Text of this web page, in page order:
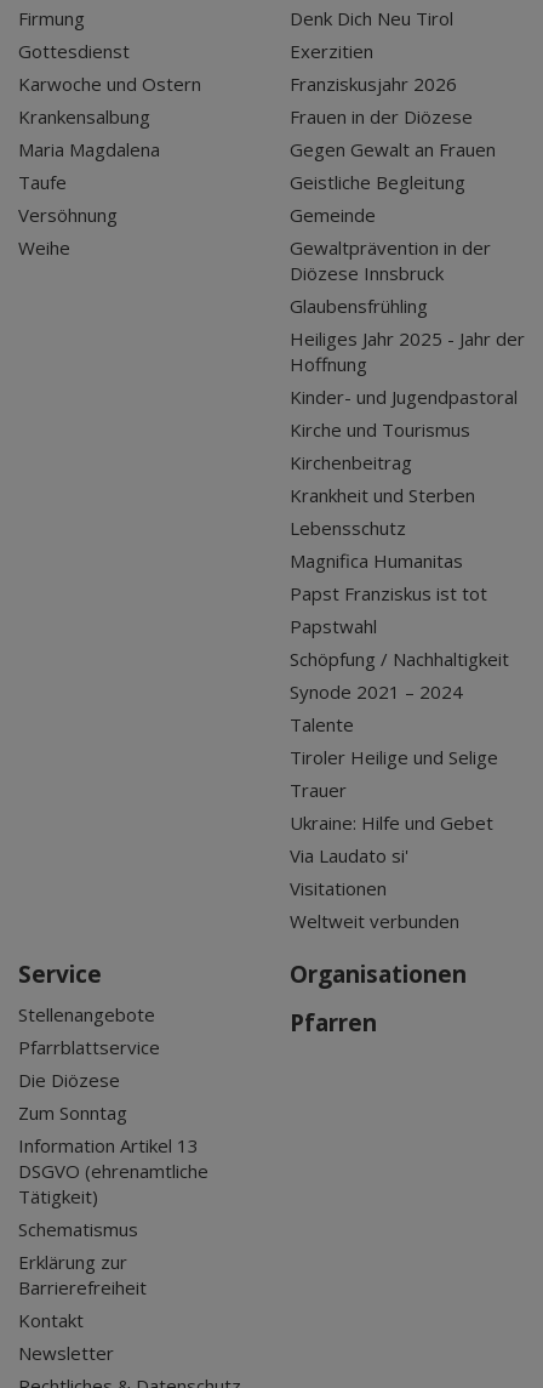
Firmung
Gottesdienst
Karwoche und Ostern
Krankensalbung
Maria Magdalena
Taufe
Versöhnung
Weihe
Denk Dich Neu Tirol
Exerzitien
Franziskusjahr 2026
Frauen in der Diözese
Gegen Gewalt an Frauen
Geistliche Begleitung
Gemeinde
Gewaltprävention in der
Diözese Innsbruck
Glaubensfrühling
Heiliges Jahr 2025 - Jahr der
Hoffnung
Kinder- und Jugendpastoral
Kirche und Tourismus
Kirchenbeitrag
Krankheit und Sterben
Lebensschutz
Magnifica Humanitas
Papst Franziskus ist tot
Papstwahl
Schöpfung / Nachhaltigkeit
Synode 2021 – 2024
Talente
Tiroler Heilige und Selige
Trauer
Ukraine: Hilfe und Gebet
Via Laudato si'
Visitationen
Weltweit verbunden
Service
Stellenangebote
Pfarrblattservice
Die Diözese
Zum Sonntag
Information Artikel 13
DSGVO (ehrenamtliche
Tätigkeit)
Schematismus
Erklärung zur
Barrierefreiheit
Kontakt
Newsletter
Organisationen
Pfarren